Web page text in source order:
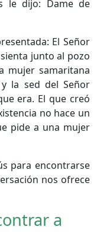
le dijo: Dame de
El Señor
junto al pozo
mujer samaritana
la sed del Señor
era. El que creó
no hace un
pide a una mujer
para encontrarse
nos ofrece
a